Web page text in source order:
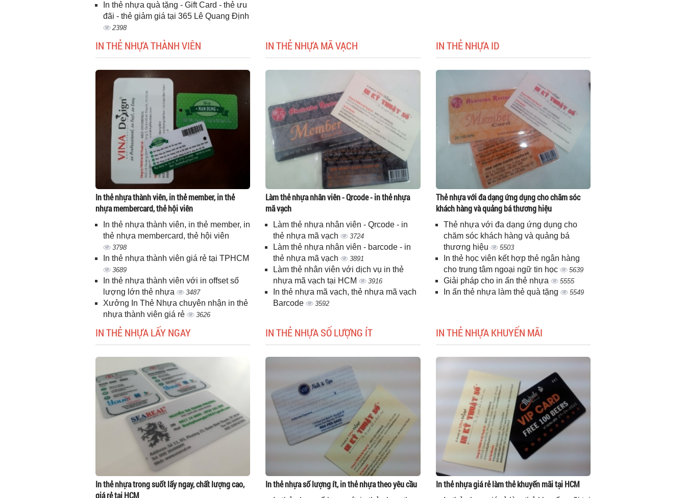
In thẻ nhựa quà tặng - Gift Card - thẻ ưu
đãi - thẻ giảm giá tại 365 Lê Quang Định
2398
IN THẺ NHỰA THÀNH VIÊN
In thẻ nhựa thành viên, in thẻ member, in thẻ
nhựa membercard, thẻ hội viên
In thẻ nhựa thành viên, in thẻ member, in
thẻ nhựa membercard, thẻ hội viên
3798
In thẻ nhựa thành viên giá rẻ tại TPHCM
3689
In thẻ nhựa thành viên với in offset số
lượng lớn thẻ nhựa
3487
Xưởng In Thẻ Nhựa chuyên nhận in thẻ
nhựa thành viên giá rẻ
3626
IN THẺ NHỰA MÃ VẠCH
Làm thẻ nhựa nhân viên - Qrcode - in thẻ nhựa
mã vạch
Làm thẻ nhựa nhân viên - Qrcode - in
thẻ nhựa mã vạch
3724
Làm thẻ nhựa nhân viên - barcode - in
thẻ nhựa mã vạch
3891
Làm thẻ nhân viên với dịch vụ in thẻ
nhựa mã vạch tại HCM
3916
In thẻ nhựa mã vạch, thẻ nhựa mã vạch
Barcode
3592
IN THẺ NHỰA ID
Thẻ nhựa với đa dạng ứng dụng cho chăm sóc
khách hàng và quảng bá thương hiệu
Thẻ nhựa với đa dạng ứng dụng cho
chăm sóc khách hàng và quảng bá
thương hiệu
5503
In thẻ học viên kết hợp thẻ ngân hàng
cho trung tâm ngoại ngữ tin học
5639
Giải pháp cho in ấn thẻ nhựa 5555
In ấn thẻ nhựa làm thẻ quà tặng 5549
IN THẺ NHỰA LẤY NGAY
In thẻ nhựa trong suốt lấy ngay, chất lượng cao,
giá rẻ tại HCM
IN THẺ NHỰA SỐ LƯỢNG ÍT
In thẻ nhựa số lượng ít, in thẻ nhựa theo yêu cầu
IN THẺ NHỰA KHUYẾN MÃI
In thẻ nhựa giá rẻ làm thẻ khuyến mãi tại HCM